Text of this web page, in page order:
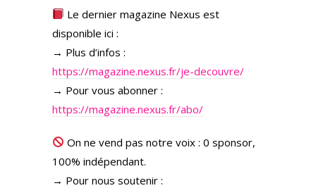
Le dernier magazine Nexus est
disponible ici :
→ Plus d’infos :
https://magazine.nexus.fr/je-decouvre/
→ Pour vous abonner :
https://magazine.nexus.fr/abo/
On ne vend pas notre voix : 0 sponsor,
100% indépendant.
→ Pour nous soutenir :